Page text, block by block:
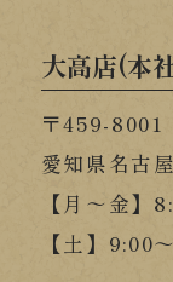
大高店(本
〒459-8001
愛知県名古
【月～金】
【土】9:00